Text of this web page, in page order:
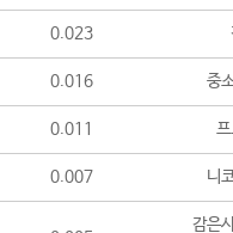
0.023
0.016 중
0.011
0.007 니
감은